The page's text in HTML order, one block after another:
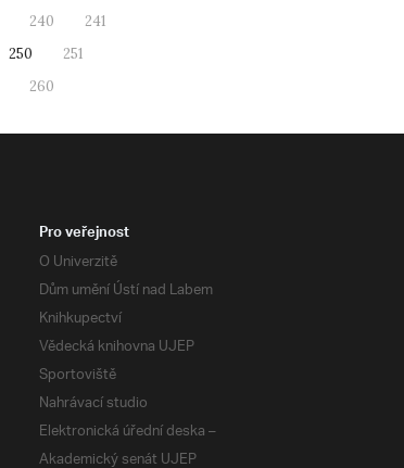
240
241
250
251
260
Pro veřejnost
O Univerzitě
Dům umění Ústí nad Labem
Knihkupectví
Vědecká knihovna UJEP
Sportoviště
Nahrávací studio
Elektronická úřední deska –
Akademický senát UJEP